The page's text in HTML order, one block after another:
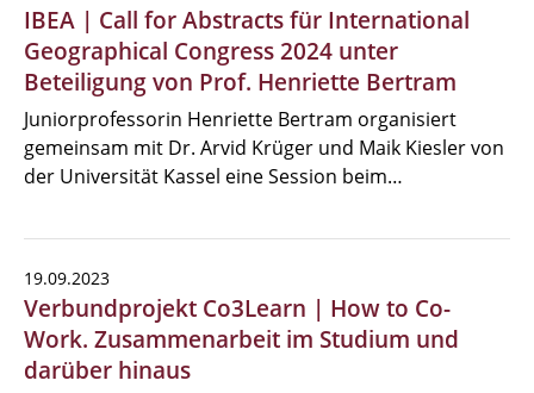
IBEA | Call for Abstracts für International
Geographical Congress 2024 unter
Beteiligung von Prof. Henriette Bertram
Juniorprofessorin Henriette Bertram organisiert
gemeinsam mit Dr. Arvid Krüger und Maik Kiesler von
der Universität Kassel eine Session beim…
19.09.2023
Verbundprojekt Co3Learn | How to Co-
Work. Zusammenarbeit im Studium und
darüber hinaus